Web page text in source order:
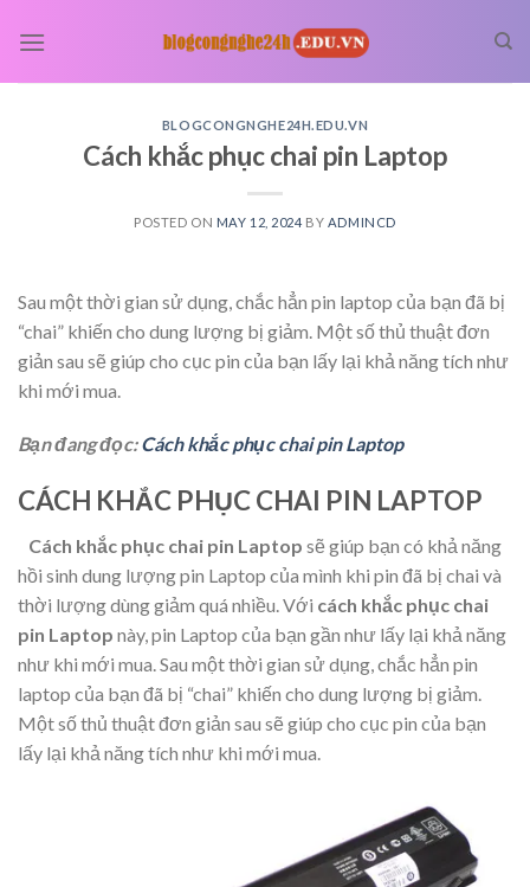
BLOGCONGNGHE24H.EDU.VN
Cách khắc phục chai pin Laptop
POSTED ON MAY 12, 2024 BY ADMINCD
Sau một thời gian sử dụng, chắc hẳn pin laptop của bạn đã bị
“chai” khiến cho dung lượng bị giảm. Một số thủ thuật đơn
giản sau sẽ giúp cho cục pin của bạn lấy lại khả năng tích như
khi mới mua.
Bạn đang đọc:Cách khắc phục chai pin Laptop
CÁCH KHẮC PHỤC CHAI PIN LAPTOP
Cách khắc phục chai pin Laptop sẽ giúp bạn có khả năng
hồi sinh dung lượng pin Laptop của mình khi pin đã bị chai và
thời lượng dùng giảm quá nhiều. Với cách khắc phục chai
pin Laptop này, pin Laptop của bạn gần như lấy lại khả năng
như khi mới mua. Sau một thời gian sử dụng, chắc hẳn pin
laptop của bạn đã bị “chai” khiến cho dung lượng bị giảm.
Một số thủ thuật đơn giản sau sẽ giúp cho cục pin của bạn
lấy lại khả năng tích như khi mới mua.